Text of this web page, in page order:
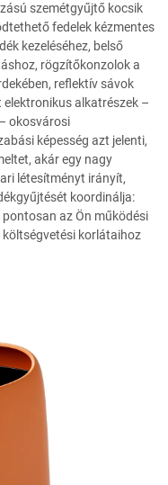
szemétgyűjtő kocsik
fedelek kézmentes
kezeléséhez, belső
rögzítőkonzolok a
reflektív sávok
alkatrészek –
okosvárosi
képesség azt jelenti,
akár egy nagy
létesítményt irányít,
koordinálja:
az Ön működési
költségvetési korlátaihoz